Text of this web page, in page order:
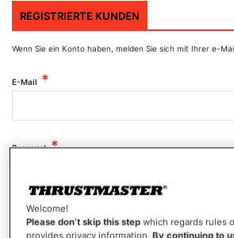
REGISTRIERTE KUNDEN
Wenn Sie ein Konto haben, melden Sie sich mit Ihrer e-
E-Mail
Passwort
Passwort anzeigen
Welcome!
Please don’t skip this step which regards rules
provides privacy information.By continuing to